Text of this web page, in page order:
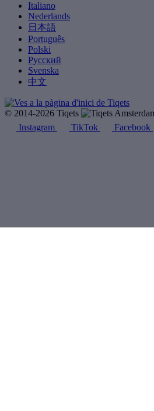
Italiano
Nederlands
日本語
Português
Polski
Русский
Svenska
中文
© 2014-2026 Tiqets
Instagram
TikTok Facebook